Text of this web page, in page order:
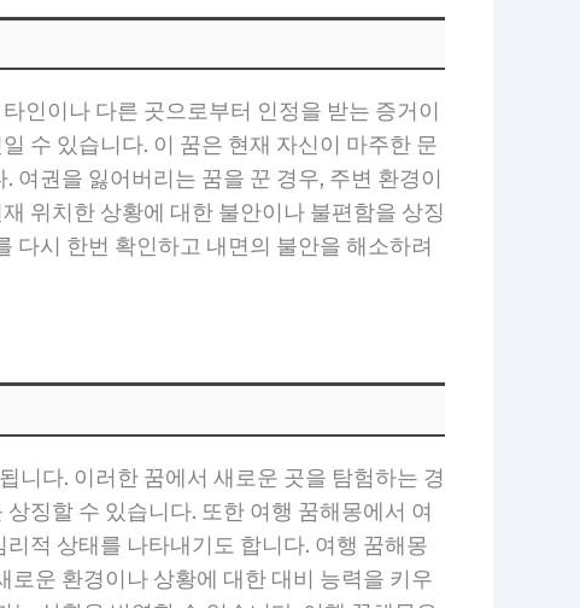
인이나 다른 곳으로부터 인정을 받는 증거이
수 있습니다. 이 꿈은 현재 자신이 마주한 문
여권을 잃어버리는 꿈을 꾼 경우, 주변 환경이
위치한 상황에 대한 불안이나 불편함을 상징
다시 한번 확인하고 내면의 불안을 해소하려
니다. 이러한 꿈에서 새로운 곳을 탐험하는 경
징할 수 있습니다. 또한 여행 꿈해몽에서 여
적 상태를 나타내기도 합니다. 여행 꿈해몽
운 환경이나 상황에 대한 대비 능력을 키우